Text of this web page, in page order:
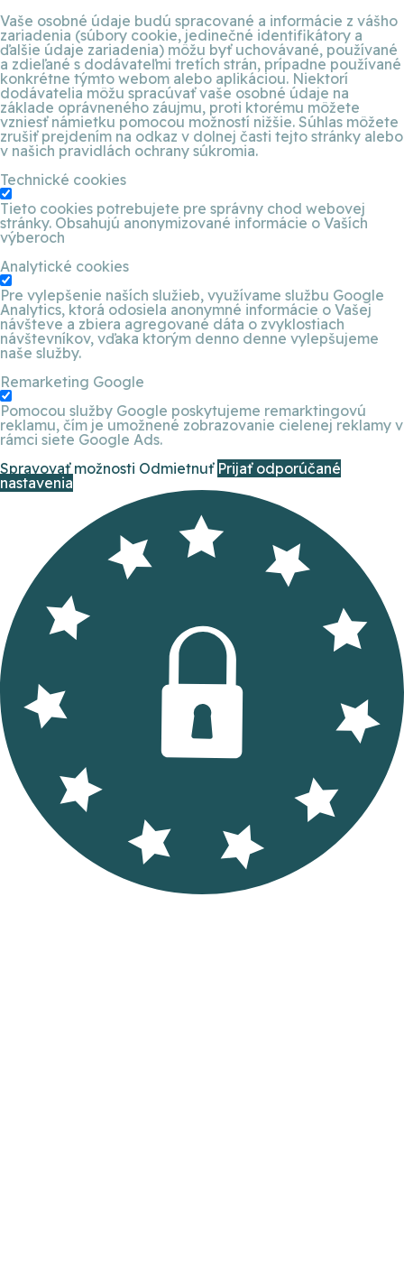
Vaše osobné údaje budú spracované a informácie z vášho
zariadenia (súbory cookie, jedinečné identifikátory a
ďalšie údaje zariadenia) môžu byť uchovávané, používané
a zdieľané s dodávateľmi tretích strán, prípadne používané
konkrétne týmto webom alebo aplikáciou. Niektorí
dodávatelia môžu spracúvať vaše osobné údaje na
základe oprávneného záujmu, proti ktorému môžete
vzniesť námietku pomocou možností nižšie. Súhlas môžete
zrušiť prejdením na odkaz v dolnej časti tejto stránky alebo
v našich pravidlách ochrany súkromia.
Technické cookies
Tieto cookies potrebujete pre správny chod webovej
stránky. Obsahujú anonymizované informácie o Vaších
výberoch
Analytické cookies
Pre vylepšenie naších služieb, využívame službu Google
Analytics, ktorá odosiela anonymné informácie o Vašej
návšteve a zbiera agregované dáta o zvyklostiach
návštevníkov, vďaka ktorým denno denne vylepšujeme
naše služby.
Remarketing Google
Pomocou služby Google poskytujeme remarktingovú
reklamu, čím je umožnené zobrazovanie cielenej reklamy v
rámci siete Google Ads.
Spravovať možnosti Odmietnuť Prijať odporúčané
nastavenia